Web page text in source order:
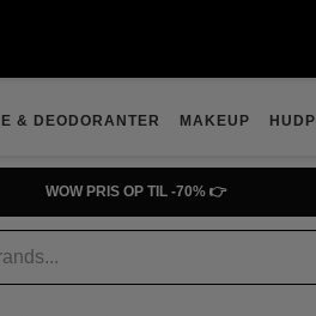
& DEODORANTER MAKEUP
WOW PRIS OP TIL -70% 👉